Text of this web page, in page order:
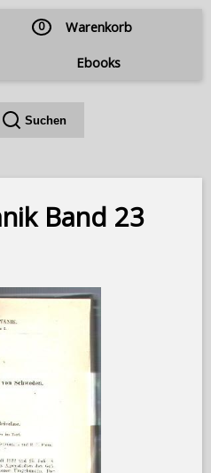
0
Warenkorb
Ebooks
Band 23